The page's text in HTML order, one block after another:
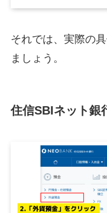
それでは、実際の
ましょう。
住信SBIネット銀